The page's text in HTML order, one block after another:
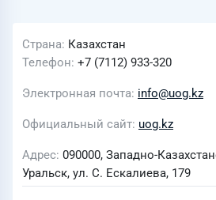
Страна Казахстан
Телефон +7 (7112) 933-320
Электронная почта info@uog.kz
Официальный сайт uog.kz
Адрес 090000, Западно-
Уральск, ул. С. Ескалиева, 179